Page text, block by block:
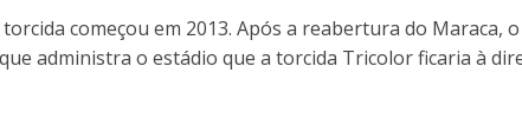
começou em 2013. Após a reabertura do Maraca,
administra o estádio que a torcida Tricolor ficaria à